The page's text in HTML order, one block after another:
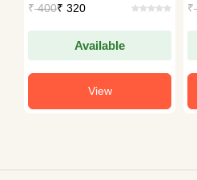
₹400₹ 320
Available
View
₹